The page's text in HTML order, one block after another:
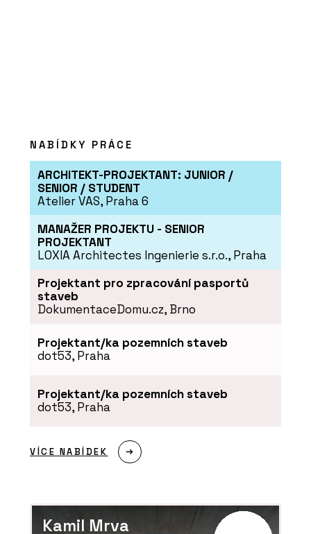
NABÍDKY PRÁCE
ARCHITEKT-PROJEKTANT: JUNIOR /
SENIOR / STUDENT
Atelier VAS, Praha 6
MANAŽER PROJEKTU - SENIOR
PROJEKTANT
LOXIA Architectes Ingenierie s.r.o., Praha
Projektant pro zpracování pasportů
staveb
DokumentaceDomu.cz, Brno
Projektant/ka pozemních staveb
dot53, Praha
Projektant/ka pozemních staveb
dot53, Praha
VÍCE NABÍDEK
Kamil Mrva